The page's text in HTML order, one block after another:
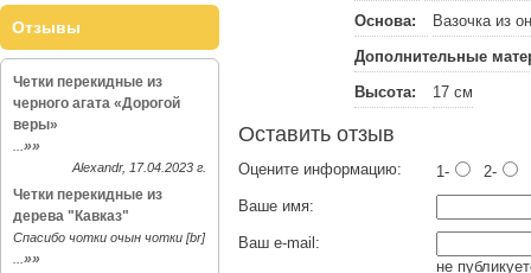
Отзывы
Четки перекидные из
черного агата «Дорогой
веры»
»»
Alexandr, 17.04.2023 г.
Четки перекидные из
дерева "Кавказ"
Спасибо чотки очын чотки [br]
»»
Основа:
Вазочка из
Дополнительные
Высота:
17 см
Оставить отзыв
Оцените информацию: 1- 2-
Ваше имя:
Ваш e-mail:
не